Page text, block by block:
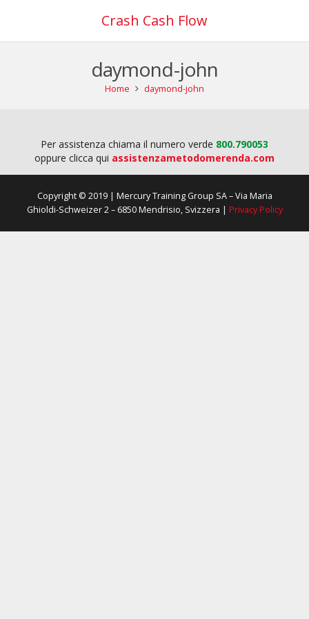
Crash Cash Flow
daymond-john
Home daymond-john
Per assistenza chiama il numero verde 800.790053
oppure clicca qui assistenzametodomerenda.com
Copyright © 2019 | Mercury Training Group SA – Via Maria
Ghioldi-Schweizer 2 – 6850 Mendrisio, Svizzera | Privacy Policy